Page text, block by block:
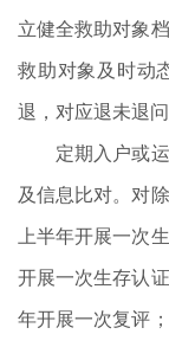
立健全救助对象
救助对象及时动
退，对应退未退
定期入户或运
及信息比对。对
上半年开展一次
开展一次生存认
年开展一次复评